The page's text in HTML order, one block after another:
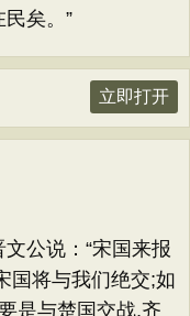
矣。”
立即打开
公说：“宋国来报
国将与我们绝交;如
是与楚国交战,齐